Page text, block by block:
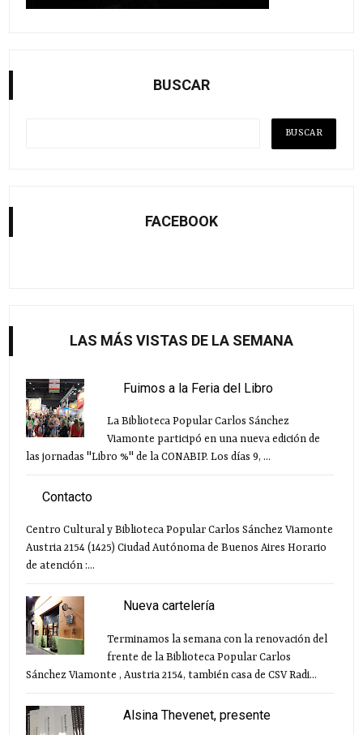
BUSCAR
FACEBOOK
LAS MÁS VISTAS DE LA SEMANA
Fuimos a la Feria del Libro
La Biblioteca Popular Carlos Sánchez
Viamonte participó en una nueva edición de
las jornadas "Libro %" de la CONABIP. Los días 9, ...
Contacto
Centro Cultural y Biblioteca Popular Carlos Sánchez Viamonte
Austria 2154 (1425) Ciudad Autónoma de Buenos Aires Horario
de atención :...
Nueva cartelería
Terminamos la semana con la renovación del
frente de la Biblioteca Popular Carlos
Sánchez Viamonte , Austria 2154, también casa de CSV Radi...
Alsina Thevenet, presente